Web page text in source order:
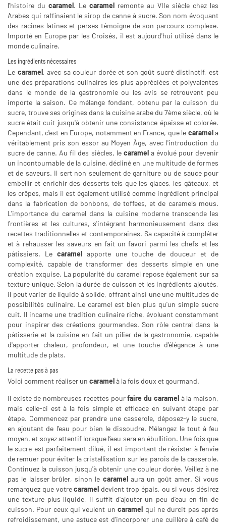
l'histoire du caramel. Le caramel remonte au VIIe siècle chez les
Arabes qui raffinaient le sirop de canne à sucre. Son nom évoquant
des racines latines et perses témoigne de son parcours complexe.
Importé en Europe par les Croisés, il est aujourd'hui utilisé dans le
monde culinaire.
Les ingrédients nécessaires
Le caramel, avec sa couleur dorée et son goût sucré distinctif, est
une des préparations culinaires les plus appréciées et polyvalentes
dans le monde de la gastronomie ou les avis se retrouvent peu
importe la saison. Ce mélange fondant, obtenu par la cuisson du
sucre, trouve ses origines dans la cuisine arabe du 7ème siècle, où le
sucre était cuit jusqu'à obtenir une consistance épaisse et colorée.
Cependant, c'est en Europe, notamment en France, que le caramela
véritablement pris son essor au Moyen Âge, avec l'introduction du
sucre de canne. Au fil des siècles, le caramela évolué pour devenir
un incontournable de la cuisine, décliné en une multitude de formes
et de saveurs. Il sert non seulement de garniture ou de sauce pour
embellir et enrichir des desserts tels que les glaces, les gâteaux, et
les crêpes, mais il est également utilisé comme ingrédient principal
dans la fabrication de bonbons, de toffees, et de caramels mous.
L'importance du caramel dans la cuisine moderne transcende les
frontières et les cultures, s'intégrant harmonieusement dans des
recettes traditionnelles et contemporaines. Sa capacité à compléter
et à rehausser les saveurs en fait un favori parmi les chefs et les
pâtissiers. Le caramel apporte une touche de douceur et de
complexité, capable de transformer des desserts simple en une
création exquise. La popularité du caramel repose également sur sa
texture unique. Selon la durée de cuisson et les ingrédients ajoutés,
il peut varier de liquide à solide, offrant ainsi une une multitudes de
possibilités culinaire. Le caramel est bien plus qu'un simple sucre
cuit. Il incarne une tradition culinaire riche, évoluant constamment
pour inspirer des créations gourmandes. Son rôle central dans la
pâtisserie et la cuisine en fait un pilier de la gastronomie, capable
d'apporter chaleur, profondeur, et une touche d'élégance à une
multitude de plats.
La recette pas à pas
Voici comment réaliser un caramelà la fois doux et gourmand.
Il existe de nombreuses recettes pourfaire du caramelà la maison,
mais celle-ci est à la fois simple et efficace en suivant étape par
étape. Commencez par prendre une casserole, déposez-y le sucre,
en ajoutant de l'eau pour bien le dissoudre. Mélangez le tout à feu
moyen, et soyez attentif lorsque l’eau sera en ébullition. Une fois que
le sucre est parfaitement dilué, il est important de résister à l'envie
de remuer pour éviter la cristallisation sur les parois de la casserole.
Continuez la cuisson jusqu'à obtenir une couleur dorée. Veillez à ne
pas le laisser brûler, sinon le caramelaura un goût amer. Si vous
remarquez que votrecaramel devient trop épais, ou si vous désirez
une texture plus liquide, il suffit d'ajouter un peu d'eau en fin de
cuisson. Pour ceux qui veulent uncaramel qui ne durcit pas après
refroidissement, une astuce est d'incorporer une cuillère à café de